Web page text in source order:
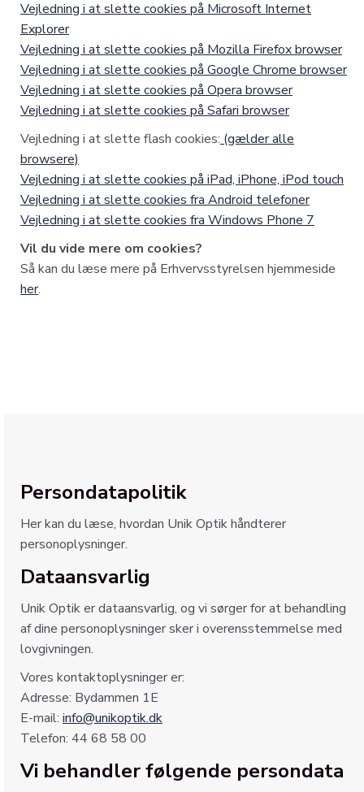
Vejledning i at slette cookies på Microsoft Internet
Explorer
Vejledning i at slette cookies på Mozilla Firefox browser
Vejledning i at slette cookies på Google Chrome browser
Vejledning i at slette cookies på Opera browser
Vejledning i at slette cookies på Safari browser
Vejledning i at slette flash cookies: (gælder alle
browsere)
Vejledning i at slette cookies på iPad, iPhone, iPod touch
Vejledning i at slette cookies fra Android telefoner
Vejledning i at slette cookies fra Windows Phone 7
Vil du vide mere om cookies?
Så kan du læse mere på Erhvervsstyrelsen hjemmeside
her.
Persondatapolitik
Her kan du læse, hvordan Unik Optik håndterer
personoplysninger.
Dataansvarlig
Unik Optik er dataansvarlig, og vi sørger for at behandling
af dine personoplysninger sker i overensstemmelse med
lovgivningen.
Vores kontaktoplysninger er:
Adresse: Bydammen 1E
E-mail: info@unikoptik.dk
Telefon: 44 68 58 00
Vi behandler følgende persondata